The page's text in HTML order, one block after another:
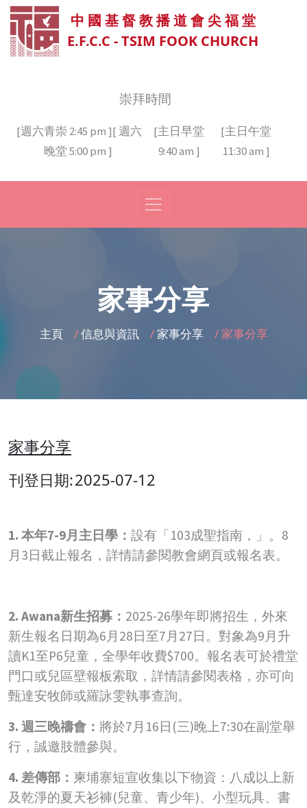
中 國 基 督 教 播 道 會 尖 福 堂
E.F.C.C - TSIM FOOK CHURCH
崇拜時間
[週六青崇 2:45 pm ][ 週六
晚堂 5:00 pm ]
[主日早堂
9:40 am ]
[主日午堂
11:30 am ]
家事分享
主頁 /信息與資訊 / 家事分享 / 家事分享
家事分享
刊登日期:2025-07-12
1. 本年7-9月主日學： 設有「103成聖指南，」。8
月3日截止報名，詳情請參閱教會網頁或報名表。
2. Awana新生招募： 2025-26學年即將招生，外來
新生報名日期為6月28日至7月27日。對象為9月升
讀K1至P6兒童，全學年收費$700。報名表可於禮堂
門口或兒區壁報板索取，詳情請參閱表格，亦可向
甄達安牧師或羅詠雯執事查詢。
3. 週三晚禱會： 將於7月16日(三)晚上7:30在副堂舉
行，誠邀肢體參與。
4. 差傳部： 柬埔寨短宣收集以下物資：八成以上新
及乾淨的夏天衫褲(兒童、青少年)、小型玩具、書